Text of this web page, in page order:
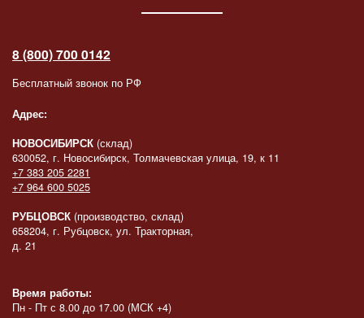
8 (800) 700 0142
Бесплатный звонок по РФ
Адрес:
НОВОСИБИРСК (склад)
630052, г. Новосибирск, Толмачевская улица, 19, к 11
+7 383 205 2281
+7 964 600 5025
РУБЦОВСК (производство, склад)
658204, г. Рубцовск, ул. Тракторная,
д. 21
Время работы:
Пн - Пт с 8.00 до 17.00 (МСК +4)